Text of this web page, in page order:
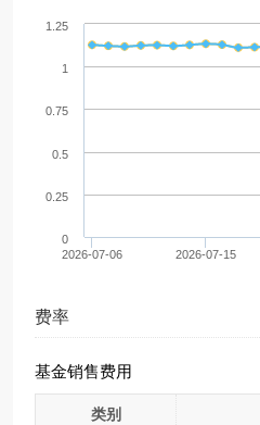
2026-07-06 2026-07-15
0
0.25
0.5
0.75
1
1.25
费率
基金销售费用
类别